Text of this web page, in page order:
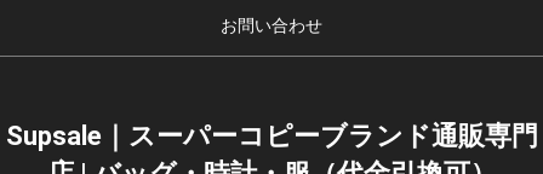
お問い合わせ
Supsale｜スーパーコピーブランド通販専門